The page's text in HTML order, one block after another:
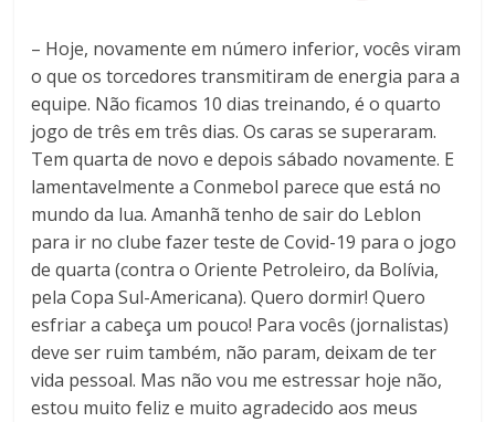
– Hoje, novamente em número inferior, vocês viram
o que os torcedores transmitiram de energia para a
equipe. Não ficamos 10 dias treinando, é o quarto
jogo de três em três dias. Os caras se superaram.
Tem quarta de novo e depois sábado novamente. E
lamentavelmente a Conmebol parece que está no
mundo da lua. Amanhã tenho de sair do Leblon
para ir no clube fazer teste de Covid-19 para o jogo
de quarta (contra o Oriente Petroleiro, da Bolívia,
pela Copa Sul-Americana). Quero dormir! Quero
esfriar a cabeça um pouco! Para vocês (jornalistas)
deve ser ruim também, não param, deixam de ter
vida pessoal. Mas não vou me estressar hoje não,
estou muito feliz e muito agradecido aos meus